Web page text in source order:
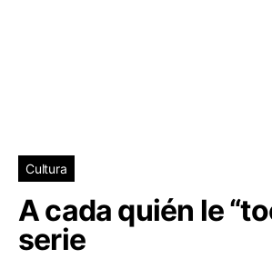
Cultura
A cada quién le
serie